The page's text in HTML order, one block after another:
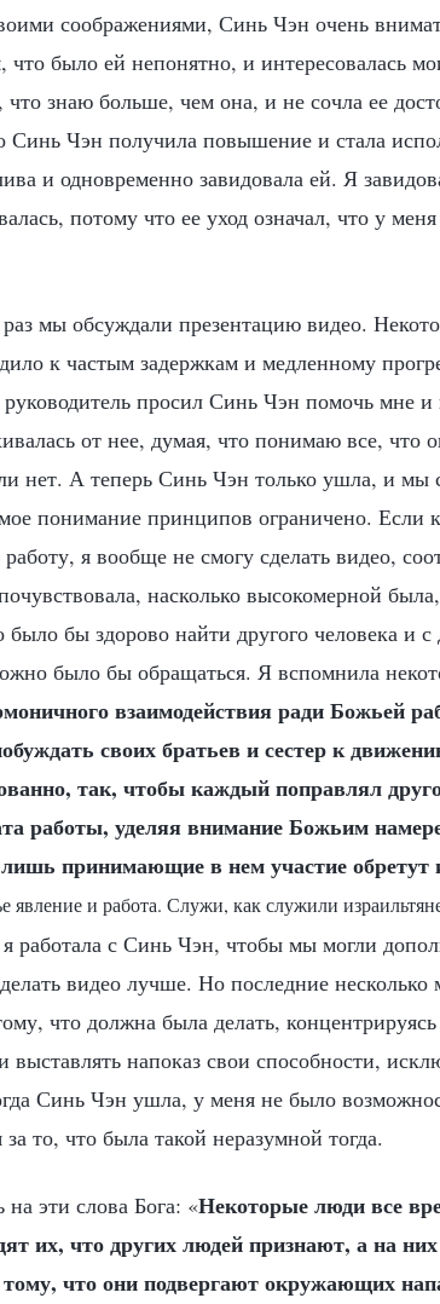
соображениями, Синь Чэн очень
что было ей непонятно, и интересовалась
что знаю больше, чем она, и не сочла ее
Синь Чэн получила повышение и стала
и одновременно завидовала ей. Я
потому что ее уход означал, что у
мы обсуждали презентацию видео.
к частым задержкам и медленному
просил Синь Чэн помочь мне и
от нее, думая, что понимаю все, что
нет. А теперь Синь Чэн только ушла, и мы
понимание принципов ограничено. Если
я вообще не смогу сделать видео,
насколько высокомерной
бы здорово найти другого человека и с
было бы обращаться. Я вспомнила
взаимодействия ради Божьей
своих братьев и сестер к
так, чтобы каждый поправлял
работы, уделяя внимание Божьим
лишь принимающие в нем участие обретут
явление и работа. Служи, как служили
работала с Синь Чэн, чтобы мы могли
видео лучше. Но последние несколько
что должна была делать,
выставлять напоказ свои способности,
Синь Чэн ушла, у меня не было
то, что была такой неразумной тогда.
эти слова Бога: «Некоторые люди все
их, что других людей признают, а на
что они подвергают окружающих